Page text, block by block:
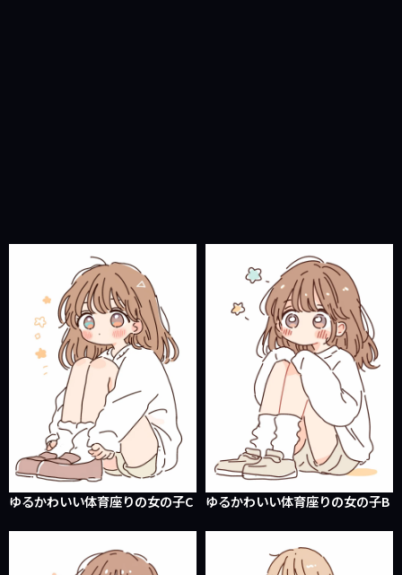
ゆるかわいい体育座りの女の子C ゆるかわいい体育座りの女の子B